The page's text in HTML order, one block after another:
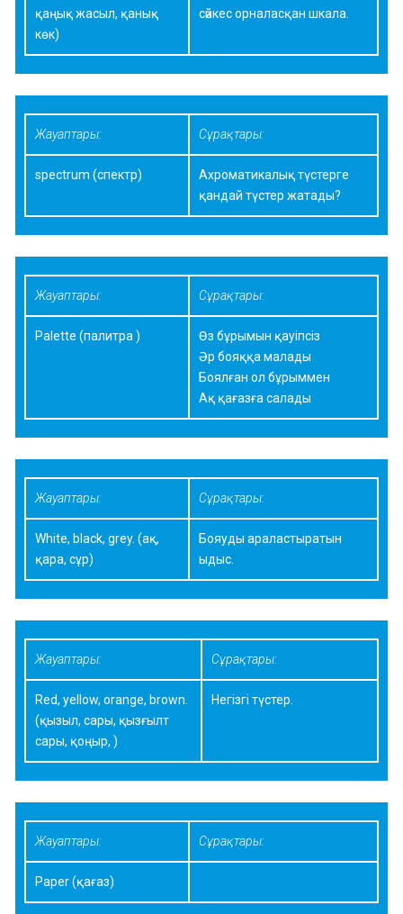
қаңық жасыл, қанық
көк)
сәйкес орналасқан шкала.
Жауаптары: Сұрақтары:
spectrum (спектр)
Ахроматикалық түстерге
қандай түстер жатады?
Жауаптары: Сұрақтары:
Palette (палитра )
Өз бұрымын қауіпсіз
Әр бояққа малады
Боялған ол бұрыммен
Ақ қағазға салады
Жауаптары: Сұрақтары:
White, black, grey. (ақ,
қара, сұр)
Бояуды араластыратын
ыдыс.
Жауаптары: Сұрақтары:
Red, yellow, orange, brown.
(қызыл, сары, қызғылт
сары, қоңыр, )
Негізгі түстер.
Жауаптары: Сұрақтары:
Paper (қағаз)